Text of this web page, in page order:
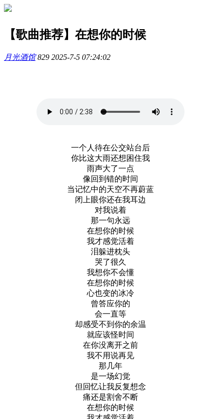
【歌曲推荐】在想你的时候
月光酒馆 829 2025-7-5 07:24:02
一个人待在公交站台后
你比这大雨还想困住我
雨声大了一点
像回到错的时间
当记忆中的天空不再蔚蓝
闭上眼你还在我耳边
对我说着
那一句永远
在想你的时候
我才感觉活着
泪躲进枕头
哭了很久
我想你不会懂
在想你的时候
心也变的冰冷
曾答应你的
会一直等
却感受不到你的余温
就应该怪时间
在你没离开之前
我不用说再见
那几年
是一场幻觉
但回忆让我反复想念
痛还是割舍不断
在想你的时候